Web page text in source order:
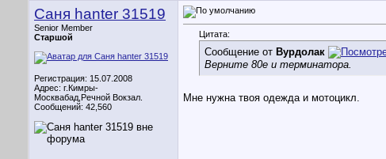
Саня hanter 31519
Senior Member
Старшой
Регистрация: 15.07.2008
Адрес: г.Кимры-
Москвабад,Речной Вокзал.
Сообщений: 42,560
Цитата:
Сообщение от Вурдолак
Верните 80е и терминатора.
Мне нужна твоя одежда и мотоцикл.